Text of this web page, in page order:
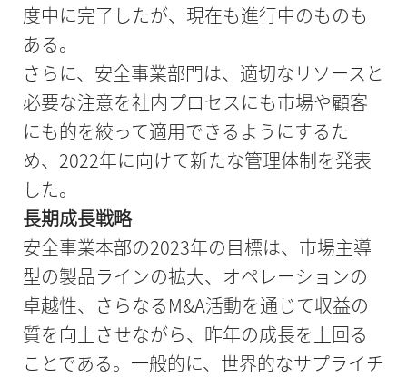
度中に完了したが、現在も進行中のものも
ある。
さらに、安全事業部門は、適切なリソースと
必要な注意を社内プロセスにも市場や顧客
にも的を絞って適用できるようにするた
め、2022年に向けて新たな管理体制を発表
した。
長期成長戦略
安全事業本部の2023年の目標は、市場主導
型の製品ラインの拡大、オペレーションの
卓越性、さらなるM&A活動を通じて収益の
質を向上させながら、昨年の成長を上回る
ことである。一般的に、世界的なサプライチ